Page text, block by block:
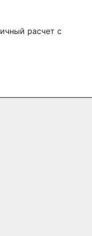
расчет с